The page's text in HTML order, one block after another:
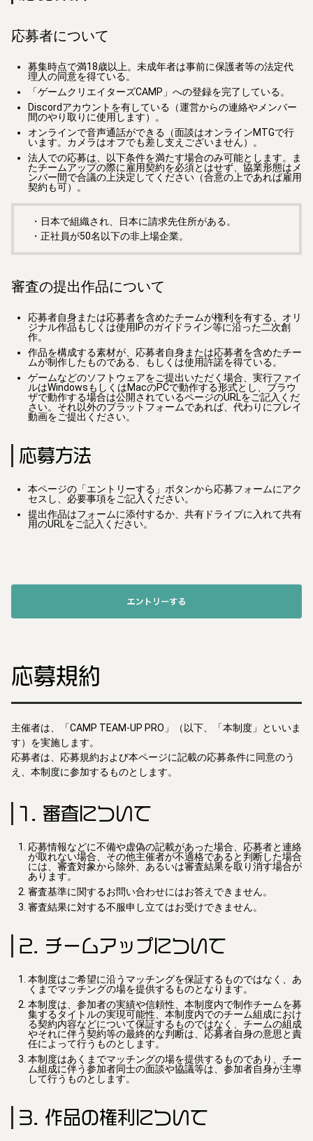
応募者について
募集時点で満18歳以上。未成年者は事前に保護者等の法定代
理人の同意を得ている。
「ゲームクリエイターズCAMP」への登録を完了している。
Discordアカウントを有している（運営からの連絡やメンバー
間のやり取りに使用します）。
オンラインで音声通話ができる（面談はオンラインMTGで行
います。カメラはオフでも差し支えございません）。
法人での応募は、以下条件を満たす場合のみ可能とします。ま
たチームアップの際に雇用契約を必須とはせず、協業形態はメ
ンバー間で合議の上決定してください（合意の上であれば雇用
契約も可）。
・日本で組織され、日本に請求先住所がある。
・正社員が50名以下の非上場企業。
審査の提出作品について
応募者自身または応募者を含めたチームが権利を有する、オリ
ジナル作品もしくは使用IPのガイドライン等に沿った二次創
作。
作品を構成する素材が、応募者自身または応募者を含めたチー
ムが制作したものである、もしくは使用許諾を得ている。
ゲームなどのソフトウェアをご提出いただく場合、実行ファイ
ルはWindowsもしくはMacのPCで動作する形式とし、ブラウ
ザで動作する場合は公開されているページのURLをご記入くだ
さい。それ以外のプラットフォームであれば、代わりにプレイ
動画をご提出ください。
応募方法
本ページの「エントリーする」ボタンから応募フォームにアク
セスし、必要事項をご記入ください。
提出作品はフォームに添付するか、共有ドライブに入れて共有
用のURLをご記入ください。
応募規約
主催者は、「CAMP TEAM-UP PRO」（以下、「本制度」といいま
す）を実施します。
応募者は、応募規約および本ページに記載の応募条件に同意のう
え、本制度に参加するものとします。
1. 審査について
応募情報などに不備や虚偽の記載があった場合、応募者と連絡
が取れない場合、その他主催者が不適格であると判断した場合
には、審査対象から除外、あるいは審査結果を取り消す場合が
あります。
審査基準に関するお問い合わせにはお答えできません。
審査結果に対する不服申し立てはお受けできません。
2. チームアップについて
本制度はご希望に沿うマッチングを保証するものではなく、あ
くまでマッチングの場を提供するものとなります。
本制度は、参加者の実績や信頼性、本制度内で制作チームを募
集するタイトルの実現可能性、本制度内でのチーム組成におけ
る契約内容などについて保証するものではなく、チームの組成
やそれに伴う契約等の最終的な判断は、応募者自身の意思と責
任によって行うものとします。
本制度はあくまでマッチングの場を提供するものであり、チー
ム組成に伴う参加者同士の面談や協議等は、参加者自身が主導
して行うものとします。
3. 作品の権利について